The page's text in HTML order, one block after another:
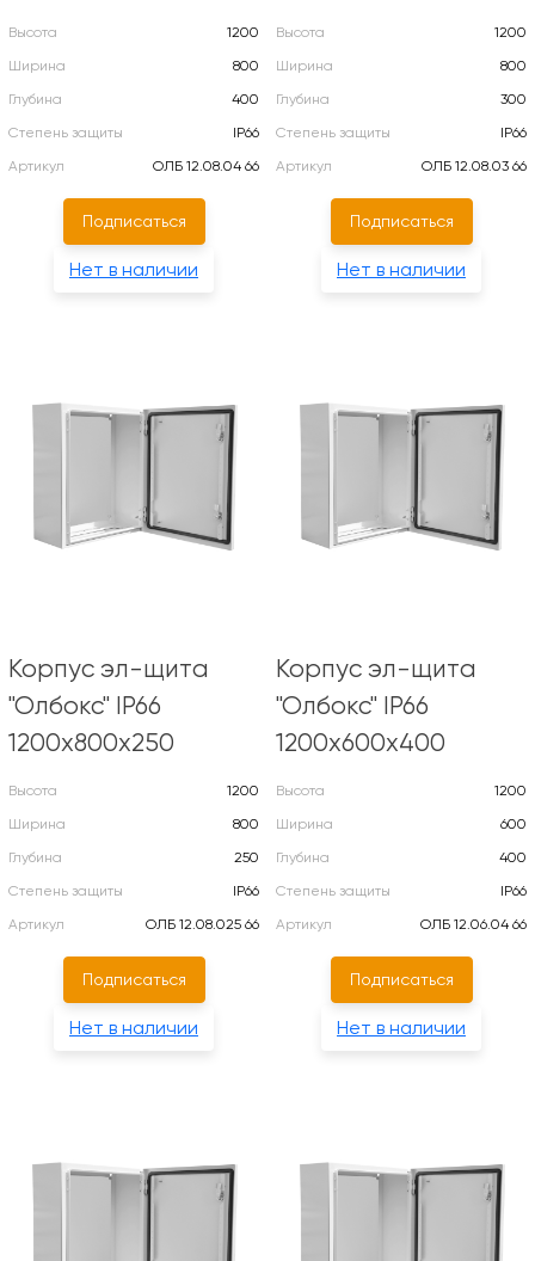
Высота
1200
Ширина
800
Глубина
400
Степень защиты
IP66
Артикул
ОЛБ 12.08.04 66
Подписаться
Нет в наличии
Высота
1200
Ширина
800
Глубина
300
Степень защиты
IP66
Артикул
ОЛБ 12.08.03 66
Подписаться
Нет в наличии
Корпус эл-щита
"Олбокс" IP66
1200х800х250
Высота
1200
Ширина
800
Глубина
250
Степень защиты
IP66
Артикул
ОЛБ 12.08.025 66
Подписаться
Нет в наличии
Корпус эл-щита
"Олбокс" IP66
1200х600х400
Высота
1200
Ширина
600
Глубина
400
Степень защиты
IP66
Артикул
ОЛБ 12.06.04 66
Подписаться
Нет в наличии